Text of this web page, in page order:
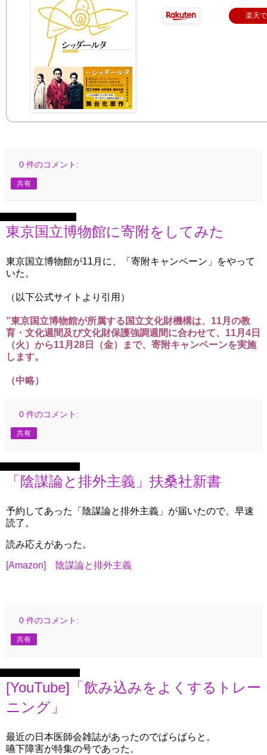
楽天
0 件のコメント:
共有
東京国立博物館に寄附をしてみた
東京国立博物館が11月に、「寄附キャンペーン」をやって
いた。
（以下公式サイトより引用）
”東京国立博物館が所属する国立文化財機構は、11月の教
育・文化週間及び文化財保護強調週間に合わせて、11月4日
（火）から11月28日（金）まで、寄附キャンペーンを実施
します。
（中略）
0 件のコメント:
共有
「陰謀論と排外主義」扶桑社新書
予約してあった「陰謀論と排外主義」が届いたので、早速
読了。
読み応えがあった。
[Amazon] 陰謀論と排外主義
0 件のコメント:
共有
[YouTube]「飲み込みをよくするトレー
ニング」
最近の日本医師会雑誌があったのでぱらぱらと。
嚥下障害が特集の号であった。